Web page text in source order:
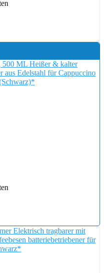
500 ML Heißer & kalter
aus Edelstahl für Cappuccino
Elektrisch tragbarer mit
batteriebetriebener für